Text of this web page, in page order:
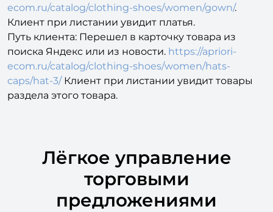
ecom.ru/catalog/clothing-shoes/women/gown/.
Клиент при листании увидит платья.
Путь клиента: Перешел в карточку товара из
поиска Яндекс или из новости. https://apriori-
ecom.ru/catalog/clothing-shoes/women/hats-
caps/hat-3/Клиент при листании увидит товары
раздела этого товара.
Лёгкое управление
торговыми
предложениями